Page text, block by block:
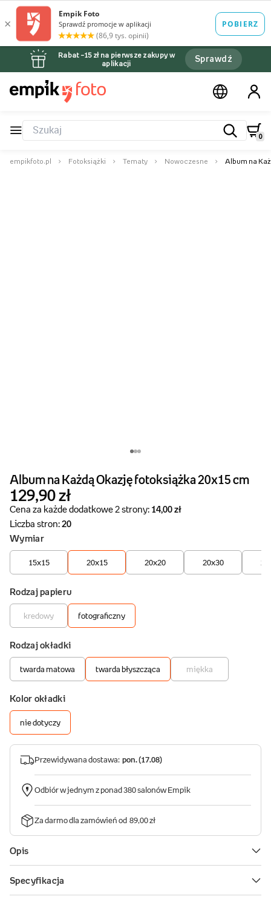
Rabat –15 zł na pierwsze zakupy w
aplikacji
Sprawdź
0
empikfoto.pl Fotoksiążki Tematy Nowoczesne Album na